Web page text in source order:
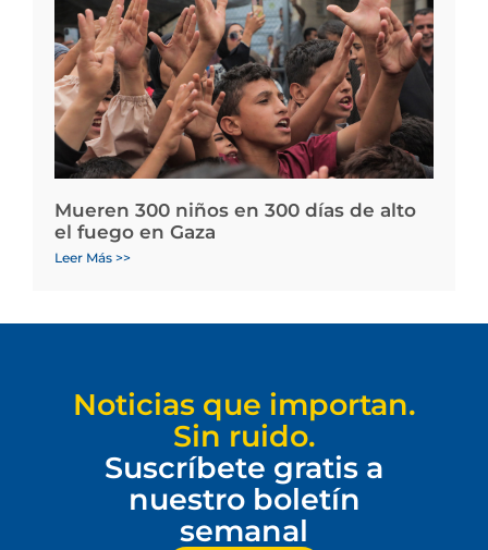
Mueren 300 niños en 300 días de alto
el fuego en Gaza
Leer Más >>
Noticias que importan.
Sin ruido.
Suscríbete gratis a
nuestro boletín
semanal